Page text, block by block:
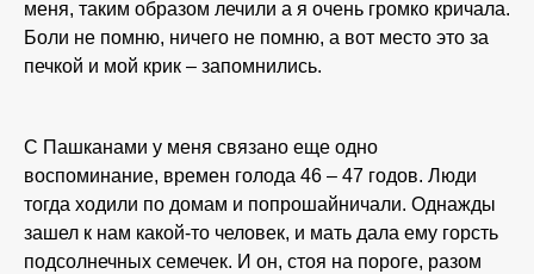
меня, таким образом лечили а я очень громко кричала.
Боли не помню, ничего не помню, а вот место это за
печкой и мой крик – запомнились.
С Пашканами у меня связано еще одно
воспоминание, времен голода 46 – 47 годов. Люди
тогда ходили по домам и попрошайничали. Однажды
зашел к нам какой-то человек, и мать дала ему горсть
подсолнечных семечек. И он, стоя на пороге, разом